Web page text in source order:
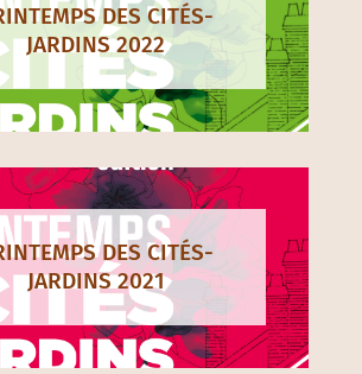
DES CITÉS-
JARDINS 2022
DES CITÉS-
JARDINS 2021